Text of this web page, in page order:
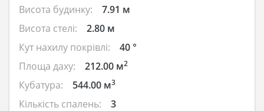
Висота будинку:
7.91 м
Висота стелі:
2.80 м
Кут нахилу покрівлі:
40 °
Площа даху:
212.00 м2
Кубатура: 544.00 м3
Кількість спалень:
3